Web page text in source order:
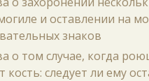
и оставлении на
знаков
о том случае, когда
кость: следует ли ему